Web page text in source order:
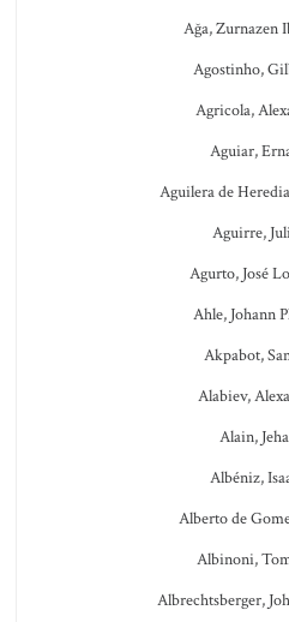
Ağa, Zurnazen
Agostinho,
Agricola,
Aguiar,
Aguilera de
Aguirre,
Agurto, José
Ahle, Johann
Akpabot,
Alabiev,
Alain,
Albéniz,
Alberto de
Albinoni,
Albrechtsberger,